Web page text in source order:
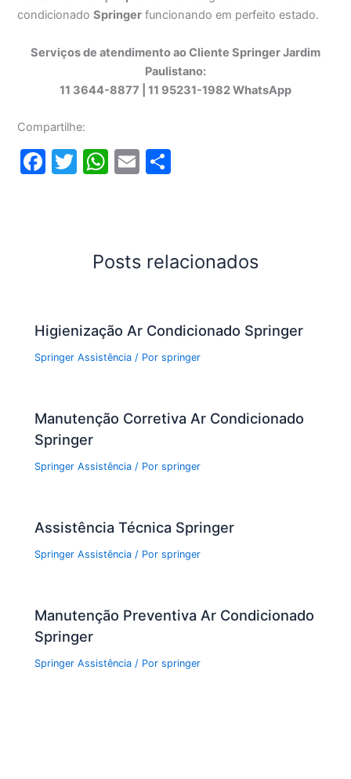
condicionadoSpringer funcionando em perfeito estado.
Serviços de atendimento ao Cliente Springer Jardim
Paulistano:
11 3644-8877 | 11 95231-1982 WhatsApp
Compartilhe:
F
k
T
W
A
E
Posts relacionados
Higienização Ar Condicionado Springer
Springer Assistência / Porspringer
Manutenção Corretiva Ar Condicionado
Springer
Springer Assistência / Porspringer
Assistência Técnica Springer
Springer Assistência / Porspringer
Manutenção Preventiva Ar Condicionado
Springer
Springer Assistência / Porspringer